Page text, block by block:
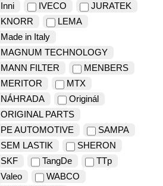
Inni
IVECO
JURATEK
KNORR
LEMA
Made in Italy
MAGNUM TECHNOLOGY
MANN FILTER
MENBERS
MERITOR
MTX
NÁHRADA
Originál
ORIGINAL PARTS
PE AUTOMOTIVE
SAMPA
SEM LASTIK
SHERON
SKF
TangDe
TTp
Valeo
WABCO